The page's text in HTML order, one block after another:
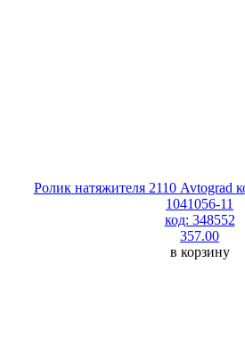
Ролик натяжителя 2110 Avtograd
1041056-11
код: 348552
357.00
в корзину